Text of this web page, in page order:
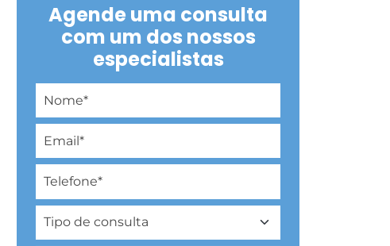
Agende uma consulta
com um dos nossos
especialistas